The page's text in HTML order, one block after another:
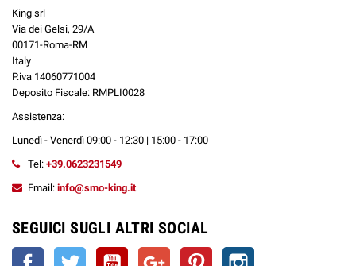
King srl
Via dei Gelsi, 29/A
00171-Roma-RM
Italy
P.iva 14060771004
Deposito Fiscale: RMPLI0028
Assistenza:
Lunedì - Venerdì 09:00 - 12:30 | 15:00 - 17:00
Tel: +39.0623231549
Email: info@smo-king.it
SEGUICI SUGLI ALTRI SOCIAL
Facebook Twitter YouTube Google+ Pinterest